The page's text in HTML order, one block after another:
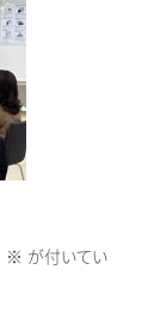
※ が付いてい